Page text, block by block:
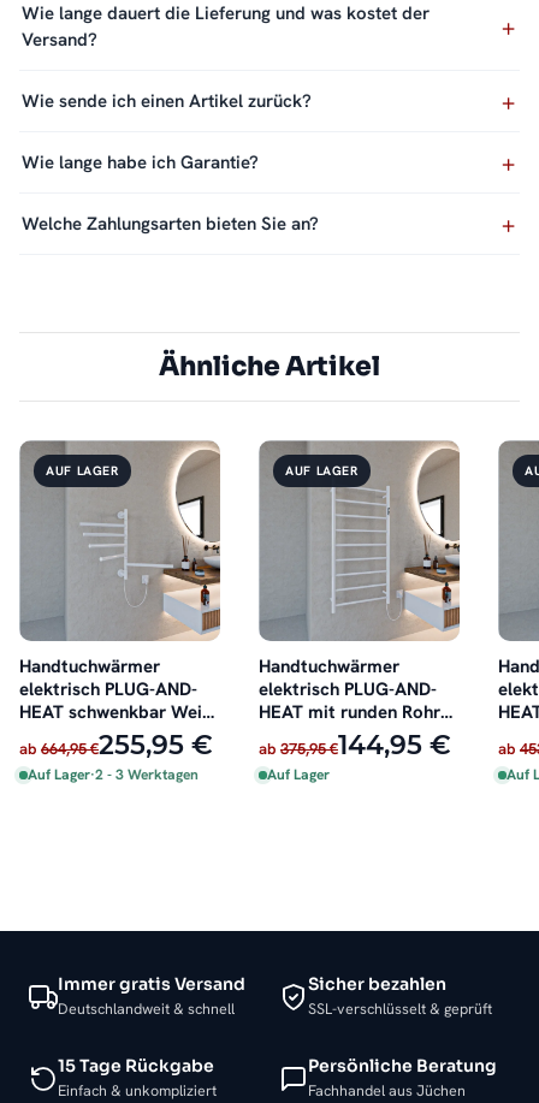
Wie lange dauert die Lieferung und was kostet der
Versand?
Wie sende ich einen Artikel zurück?
Wie lange habe ich Garantie?
Welche Zahlungsarten bieten Sie an?
Ähnliche Artikel
AUF LAGER
Handtuchwärmer
elektrisch PLUG-AND-
HEAT schwenkbar Weiß
51 x 62 cm
ab 664,95 €255,95 €
Auf Lager·2 - 3 Werktagen
AUF LAGER
Handtuchwärmer
elektrisch PLUG-AND-
HEAT mit runden Rohren
ab 375,95 €144,95 €
Auf Lager
ab
Auf
Immer gratis Versand
Deutschlandweit & schnell
Sicher bezahlen
SSL-verschlüsselt & geprüft
15 Tage Rückgabe
Einfach & unkompliziert
Persönliche Beratung
Fachhandel aus Jüchen